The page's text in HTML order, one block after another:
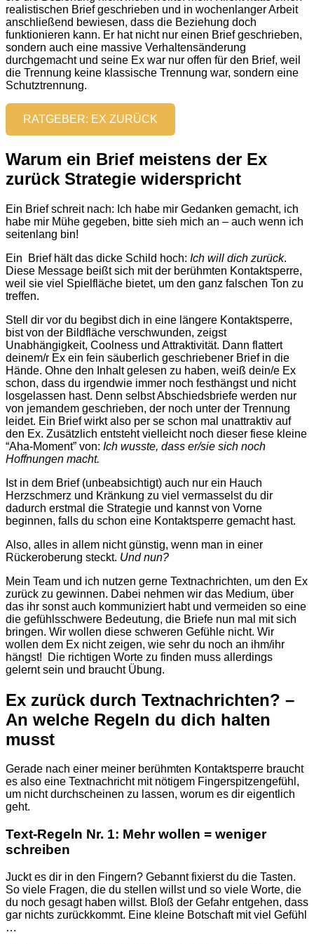
realistischen Brief geschrieben und in wochenlanger Arbeit
anschließend bewiesen, dass die Beziehung doch
funktionieren kann. Er hat nicht nur einen Brief geschrieben,
sondern auch eine massive Verhaltensänderung
durchgemacht und seine Ex war nur offen für den Brief, weil
die Trennung keine klassische Trennung war, sondern eine
Schutztrennung.
RATGEBER: EX ZURÜCK
Warum ein Brief meistens der Ex
zurück Strategie widerspricht
Ein Brief schreit nach: Ich habe mir Gedanken gemacht, ich
habe mir Mühe gegeben, bitte sieh mich an – auch wenn ich
seitenlang bin!
Ein Brief hält das dicke Schild hoch: Ich will dich zurück.
Diese Message beißt sich mit der berühmten Kontaktsperre,
weil sie viel Spielfläche bietet, um den ganz falschen Ton zu
treffen.
Stell dir vor du begibst dich in eine längere Kontaktsperre,
bist von der Bildfläche verschwunden, zeigst
Unabhängigkeit, Coolness und Attraktivität. Dann flattert
deinem/r Ex ein fein säuberlich geschriebener Brief in die
Hände. Ohne den Inhalt gelesen zu haben, weiß dein/e Ex
schon, dass du irgendwie immer noch festhängst und nicht
losgelassen hast. Denn selbst Abschiedsbriefe werden nur
von jemandem geschrieben, der noch unter der Trennung
leidet. Ein Brief wirkt also per se schon mal unattraktiv auf
den Ex. Zusätzlich entsteht vielleicht noch dieser fiese kleine
“Aha-Moment” von: Ich wusste, dass er/sie sich noch
Hoffnungen macht.
Ist in dem Brief (unbeabsichtigt) auch nur ein Hauch
Herzschmerz und Kränkung zu viel vermasselst du dir
dadurch erstmal die Strategie und kannst von Vorne
beginnen, falls du schon eine Kontaktsperre gemacht hast.
Also, alles in allem nicht günstig, wenn man in einer
Rückeroberung steckt. Und nun?
Mein Team und ich nutzen gerne Textnachrichten, um den Ex
zurück zu gewinnen. Dabei nehmen wir das Medium, über
das ihr sonst auch kommuniziert habt und vermeiden so eine
die gefühlsschwere Bedeutung, die Briefe nun mal mit sich
bringen. Wir wollen diese schweren Gefühle nicht. Wir
wollen dem Ex nicht zeigen, wie sehr du noch an ihm/ihr
hängst! Die richtigen Worte zu finden muss allerdings
gelernt sein und braucht Übung.
Ex zurück durch Textnachrichten? –
An welche Regeln du dich halten
musst
Gerade nach einer meiner berühmten Kontaktsperre braucht
es also eine Textnachricht mit nötigem Fingerspitzengefühl,
um nicht durchscheinen zu lassen, worum es dir eigentlich
geht.
Text-Regeln Nr. 1: Mehr wollen = weniger
schreiben
Juckt es dir in den Fingern? Gebannt fixierst du die Tasten.
So viele Fragen, die du stellen willst und so viele Worte, die
du noch gesagt haben willst. Bloß der Gefahr entgehen, dass
gar nichts zurückkommt. Eine kleine Botschaft mit viel Gefühl
…